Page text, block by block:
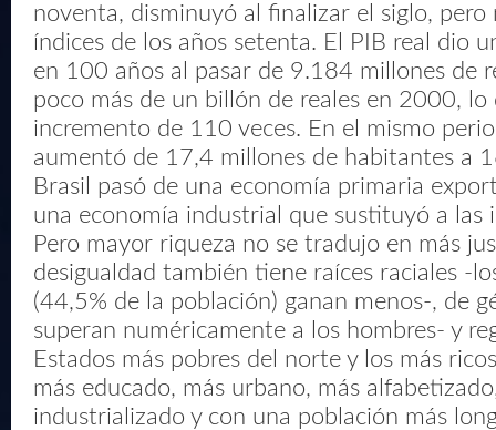
noventa, disminuyó al finalizar el siglo, pero
índices de los años setenta. El PIB real dio
en 100 años al pasar de 9.184 millones de
poco más de un billón de reales en 2000, lo
incremento de 110 veces. En el mismo
aumentó de 17,4 millones de habitantes a
Brasil pasó de una economía primaria
una economía industrial que sustituyó a las
Pero mayor riqueza no se tradujo en más
desigualdad también tiene raíces raciales -
(44,5% de la población) ganan menos-, de
superan numéricamente a los hombres- y
Estados más pobres del norte y los más
más educado, más urbano, más
industrializado y con una población más